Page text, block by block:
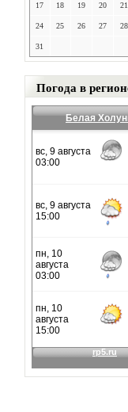
17 18 19 20 21
24 25 26 27 28
31
Погода в
Белая